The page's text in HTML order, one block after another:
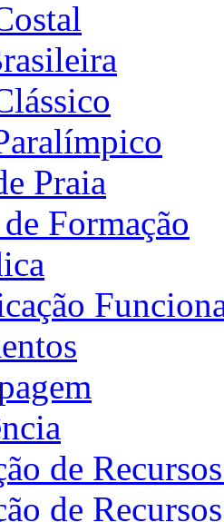
Praia
Formação
de
de